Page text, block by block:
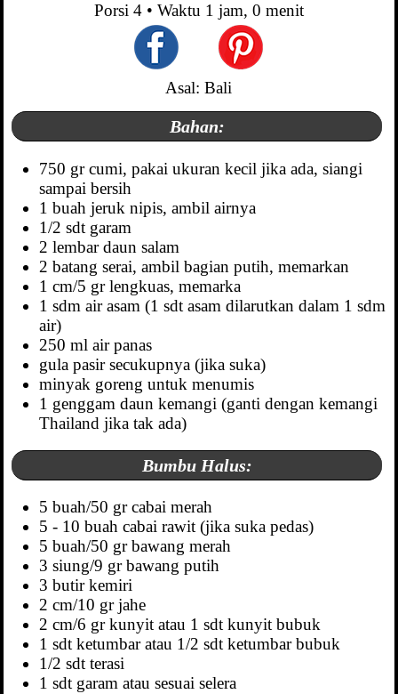
Porsi 4• Waktu 1 jam, 0 menit
Asal: Bali
Bahan:
750 gr cumi, pakai ukuran kecil jika ada, siangi
sampai bersih
1 buah jeruk nipis, ambil airnya
1/2 sdt garam
2 lembar daun salam
2 batang serai, ambil bagian putih, memarkan
1 cm/5 gr lengkuas, memarka
1 sdm air asam (1 sdt asam dilarutkan dalam 1 sdm
air)
250 ml air panas
gula pasir secukupnya (jika suka)
minyak goreng untuk menumis
1 genggam daun kemangi (ganti dengan kemangi
Thailand jika tak ada)
Bumbu Halus:
5 buah/50 gr cabai merah
5 - 10 buah cabai rawit (jika suka pedas)
5 buah/50 gr bawang merah
3 siung/9 gr bawang putih
3 butir kemiri
2 cm/10 gr jahe
2 cm/6 gr kunyit atau 1 sdt kunyit bubuk
1 sdt ketumbar atau 1/2 sdt ketumbar bubuk
1/2 sdt terasi
1 sdt garam atau sesuai selera